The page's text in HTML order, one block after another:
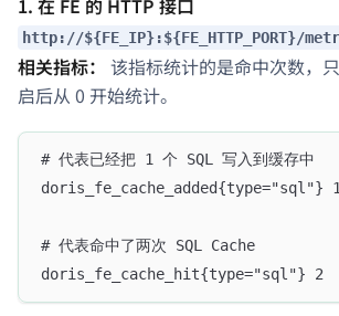
1. 在 FE 的 HTTP 接口
http://${FE_IP}:${FE_HTTP_PORT}/
相关指标： 该指标统计的是命中次数，
启后从 0 开始统计。
# 代表已经把 1 个 SQL 写入到缓存中
doris_fe_cache_added{type="sql"}
# 代表命中了两次 SQL Cache
doris_fe_cache_hit{type="sql"} 2